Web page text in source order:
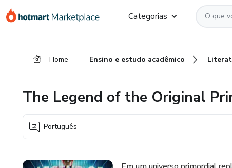
para
para
para
Categorias
Home Ensino e estudo acadêmico
The Legend of the Original
Português